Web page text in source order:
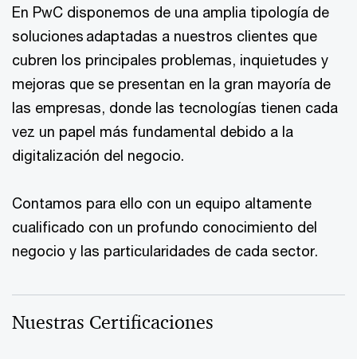
En PwC disponemos de una amplia tipología de
soluciones adaptadas a nuestros clientes que
cubren los principales problemas, inquietudes y
mejoras que se presentan en la gran mayoría de
las empresas, donde las tecnologías tienen cada
vez un papel más fundamental debido a la
digitalización del negocio.
Contamos para ello con un equipo altamente
cualificado con un profundo conocimiento del
negocio y las particularidades de cada sector.
Nuestras Certificaciones